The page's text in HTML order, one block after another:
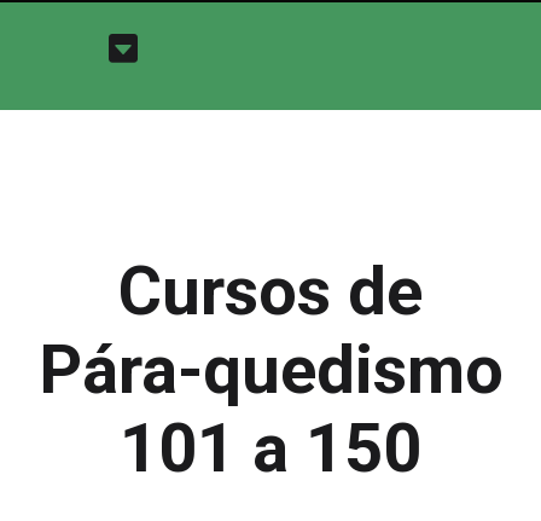
Cursos de
Pára-quedismo
101 a 150